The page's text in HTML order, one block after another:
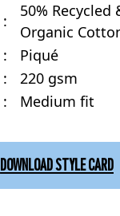
:
50% Recycled
Organic
:
Piqué
:
220 gsm
: Medium fit
DOWNLOAD STYLE CARD